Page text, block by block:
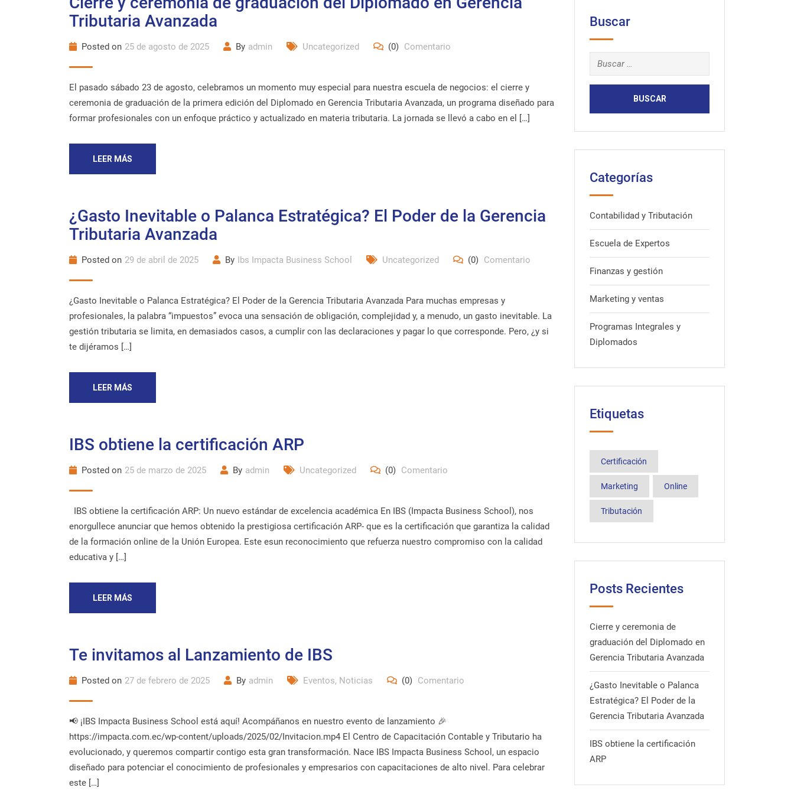
Tributaria Avanzada
Posted on 25 de agosto de 2025 By admin Uncategorized (0) Comentario
El pasado sábado 23 de agosto, celebramos un momento muy especial para nuestra escuela de negocios: el cierre y
ceremonia de graduación de la primera edición del Diplomado en Gerencia Tributaria Avanzada, un programa diseñado para
formar profesionales con un enfoque práctico y actualizado en materia tributaria. La jornada se llevó a cabo en el […]
LEER MÁS
¿Gasto Inevitable o Palanca Estratégica? El Poder de la Gerencia
Tributaria Avanzada
Posted on 29 de abril de 2025 By Ibs Impacta Business School Uncategorized (0) Comentario
¿Gasto Inevitable o Palanca Estratégica? El Poder de la Gerencia Tributaria Avanzada Para muchas empresas y
profesionales, la palabra “impuestos” evoca una sensación de obligación, complejidad y, a menudo, un gasto inevitable. La
gestión tributaria se limita, en demasiados casos, a cumplir con las declaraciones y pagar lo que corresponde. Pero, ¿y si
te dijéramos […]
LEER MÁS
IBS obtiene la certificación ARP
Posted on 25 de marzo de 2025 By admin Uncategorized (0) Comentario
IBS obtiene la certificación ARP: Un nuevo estándar de excelencia académica En IBS (Impacta Business School), nos
enorgullece anunciar que hemos obtenido la prestigiosa certificación ARP- que es la certificación que garantiza la calidad
de la formación online de la Unión Europea. Este esun reconocimiento que refuerza nuestro compromiso con la calidad
educativa y […]
LEER MÁS
Te invitamos al Lanzamiento de IBS
Posted on 27 de febrero de 2025 By admin Eventos, Noticias (0) Comentario
📢 ¡IBS Impacta Business School está aquí! Acompáñanos en nuestro evento de lanzamiento 🎉
https://impacta.com.ec/wp-content/uploads/2025/02/Invitacion.mp4 El Centro de Capacitación Contable y Tributario ha
evolucionado, y queremos compartir contigo esta gran transformación. Nace IBS Impacta Business School, un espacio
diseñado para potenciar el conocimiento de profesionales y empresarios con capacitaciones de alto nivel. Para celebrar
este […]
Buscar
Buscar:
Categorías
Contabilidad y Tributación
Escuela de Expertos
Finanzas y gestión
Marketing y ventas
Programas Integrales y
Diplomados
Etiquetas
Certificación
Marketing Online
Tributación
Posts Recientes
Cierre y ceremonia de
graduación del Diplomado en
Gerencia Tributaria Avanzada
¿Gasto Inevitable o Palanca
Estratégica? El Poder de la
Gerencia Tributaria Avanzada
IBS obtiene la certificación
ARP